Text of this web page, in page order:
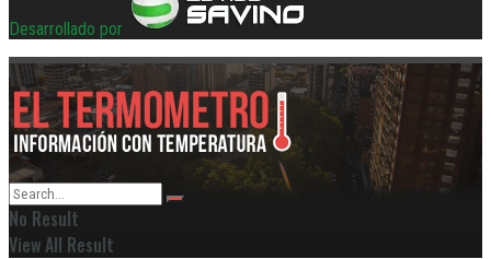
Desarrollado por
No Result
View All Result